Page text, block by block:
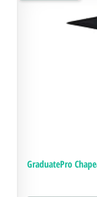
GraduatePro